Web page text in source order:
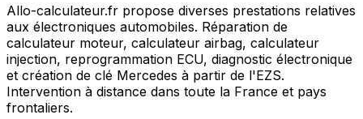
Allo-calculateur.fr propose diverses prestations relatives
aux électroniques automobiles. Réparation de
calculateur moteur, calculateur airbag, calculateur
injection, reprogrammation ECU, diagnostic électronique
et création de clé Mercedes à partir de l'EZS.
Intervention à distance dans toute la France et pays
frontaliers.